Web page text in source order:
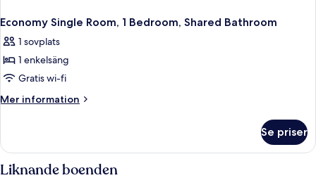
Economy Single Room, 1 Bedroom, Shared Bathroom
1 sovplats
1 enkelsäng
Gratis wi-fi
Mer information
Mer
Single
Room,
1
Se priser
Liknande boenden